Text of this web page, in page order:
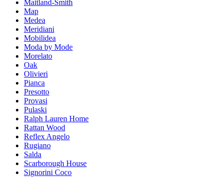
Maitland-Smith
Map
Medea
Meridiani
Mobilidea
Moda by Mode
Morelato
Oak
Olivieri
Pianca
Presotto
Provasi
Pulaski
Ralph Lauren Home
Rattan Wood
Reflex Angelo
Rugiano
Salda
Scarborough House
Signorini Coco